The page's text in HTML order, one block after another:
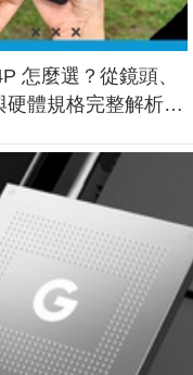
怎麼選？從鏡頭、
體規格完整解析，